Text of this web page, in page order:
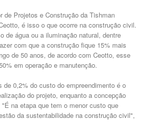
de Projetos e Construção da Tishman
é isso o que ocorre na construção civil.
de água ou a iluminação natural, dentre
com que a construção fique 15% mais
de 50 anos, de acordo com Ceotto, esse
em operação e manutenção.
de 0,2% do custo do empreendimento é o
do projeto, enquanto a concepção
na etapa que tem o menor custo que
da sustentabilidade na construção civil",